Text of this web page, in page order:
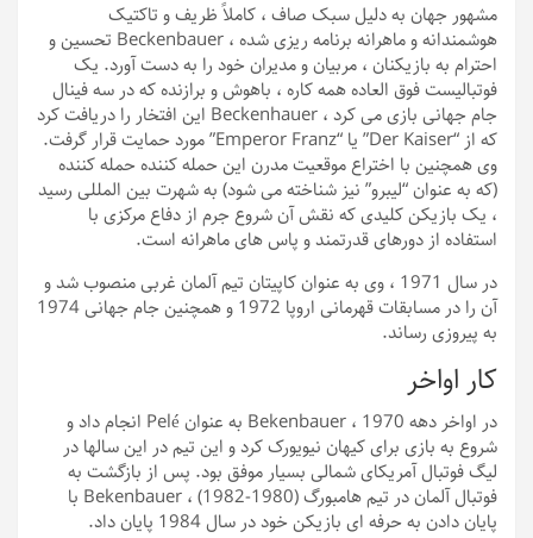
مشهور جهان به دلیل سبک صاف ، کاملاً ظریف و تاکتیک
هوشمندانه و ماهرانه برنامه ریزی شده ، Beckenbauer تحسین و
احترام به بازیکنان ، مربیان و مدیران خود را به دست آورد. یک
فوتبالیست فوق العاده همه کاره ، باهوش و برازنده که در سه فینال
جام جهانی بازی می کرد ، Beckenhauer این افتخار را دریافت کرد
که از “Der Kaiser” یا “Emperor Franz” مورد حمایت قرار گرفت.
وی همچنین با اختراع موقعیت مدرن این حمله کننده حمله کننده
(که به عنوان “لیبرو” نیز شناخته می شود) به شهرت بین المللی رسید
، یک بازیکن کلیدی که نقش آن شروع جرم از دفاع مرکزی با
استفاده از دورهای قدرتمند و پاس های ماهرانه است.
در سال 1971 ، وی به عنوان کاپیتان تیم آلمان غربی منصوب شد و
آن را در مسابقات قهرمانی اروپا 1972 و همچنین جام جهانی 1974
به پیروزی رساند.
کار اواخر
در اواخر دهه 1970 ، Bekenbauer به عنوان Pelé انجام داد و
شروع به بازی برای کیهان نیویورک کرد و این تیم در این سالها در
لیگ فوتبال آمریکای شمالی بسیار موفق بود. پس از بازگشت به
فوتبال آلمان در تیم هامبورگ (1980-1982) ، Bekenbauer با
پایان دادن به حرفه ای بازیکن خود در سال 1984 پایان داد.